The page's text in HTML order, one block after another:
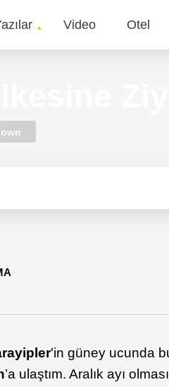
Video Otel
'in güney ucunda
’a ulaştım. Aralık ayı